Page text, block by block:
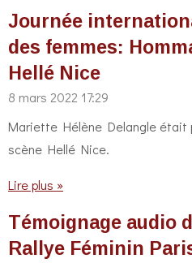
Journée
des femmes:
Hellé Nice
8 mars 2022 17:29
Mariette Hélène Delangle était
scène Hellé Nice.
Lire plus »
Témoignage audio
Rallye Féminin